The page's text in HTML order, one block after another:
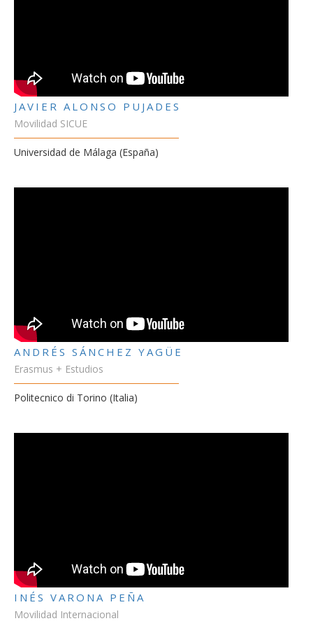
JAVIER ALONSO PUJADES
Movilidad SICUE
Universidad de Málaga (España)
ANDRÉS SÁNCHEZ YAGÜE
Erasmus + Estudios
Politecnico di Torino (Italia)
INÉS VARONA PEÑA
Movilidad Internacional